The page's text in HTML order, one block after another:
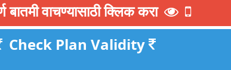
बातमी वाचण्यासाठी क्लिक करा
Check Plan Validity